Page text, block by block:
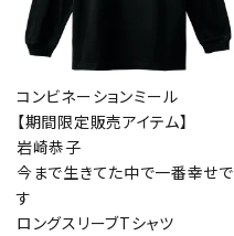
コンビネーションミール
【期間限定販売アイテム】
岩崎恭子
今まで生きてた中で一番幸せで
す
ロングスリーブTシャツ